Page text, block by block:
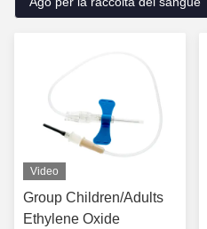
Video
Group Children/Adults
Ethylene Oxide